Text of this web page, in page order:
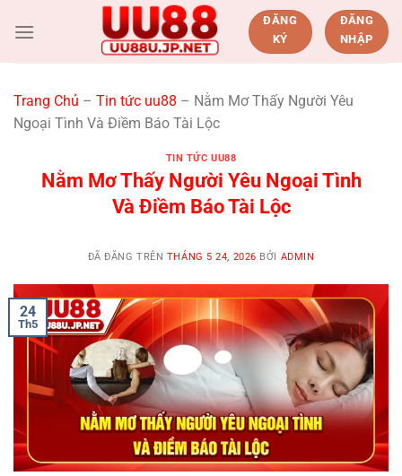
đến
ĐĂNG
KÝ
ĐĂNG
NHẬP
Trang Chủ – Tin tức uu88 – Nằm Mơ Thấy Người Yêu
Ngoại Tình Và Điềm Báo Tài Lộc
TIN TỨC UU88
Nằm Mơ Thấy Người Yêu Ngoại Tình
Và Điềm Báo Tài Lộc
ĐÃ ĐĂNG TRÊN THÁNG 5 24, 2026 BỞI ADMIN
24
Th5